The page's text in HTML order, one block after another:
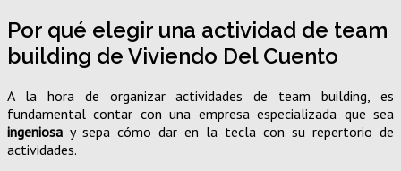
Por qué elegir una actividad de team
building de Viviendo Del Cuento
A la hora de organizar actividades de team building, es
fundamental contar con una empresa especializada que sea
ingeniosa y sepa cómo dar en la tecla con su repertorio de
actividades.